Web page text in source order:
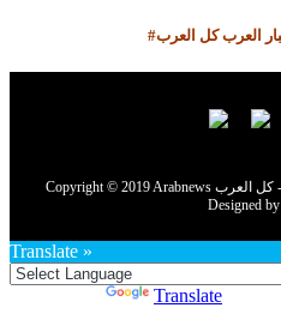
Copyright © 2019 Arabnews اخبار العرب - كل العرب - . All Rights Reserved.
Designed by
Translate »
Translate